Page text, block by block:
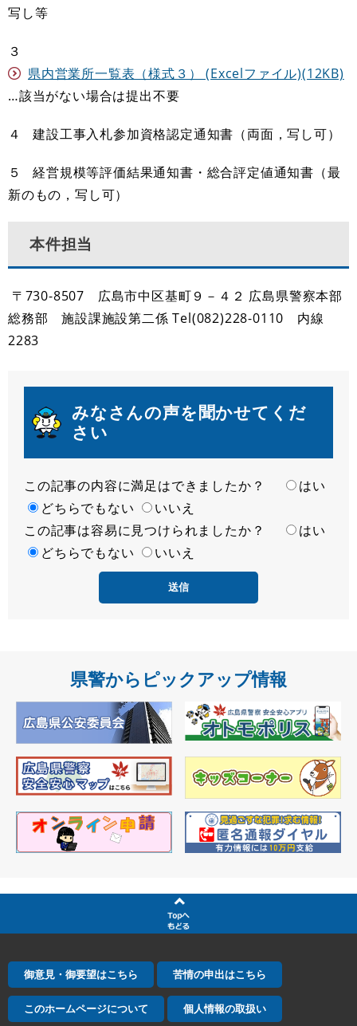
写し等
３
県内営業所一覧表（様式３） (Excelファイル)(12KB)
…該当がない場合は提出不要
４ 建設工事入札参加資格認定通知書（両面，写し可）
５ 経営規模等評価結果通知書・総合評定値通知書（最
新のもの，写し可）
本件担当
〒730-8507 広島市中区基町９－４２ 広島県警察本部
総務部 施設課施設第二係 Tel(082)228-0110 内線
2283
みなさんの声を聞かせてくだ
さい
満
足
度
この記事の内容に満足はできましたか？
はい
どちらでもない
いいえ
容
易
この記事は容易に見つけられましたか？
はい
どちらでもない
いいえ
県警からピックアップ情報
御意見・御要望はこちら 苦情の申出はこちら
このホームページについて 個人情報の取扱い